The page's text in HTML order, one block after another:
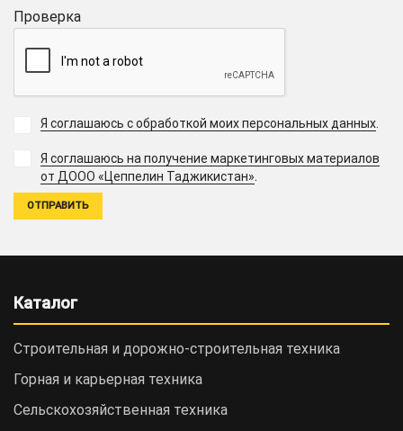
Проверка
Я соглашаюсь с обработкой моих персональных данных.
Я соглашаюсь на получение маркетинговых материалов
от ДООО «Цеппелин Таджикистан».
Каталог
Строительная и дорожно-cтроительная техника
Горная и карьерная техника
Сельскохозяйственная техника